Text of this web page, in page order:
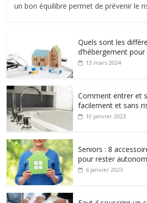
un bon équilibre permet de prévenir le
Quels sont les
d’hébergement
13 mars 2024
Comment entrer et
facilement et sans
10 janvier 2023
Seniors : 8
pour rester
6 janvier 2023